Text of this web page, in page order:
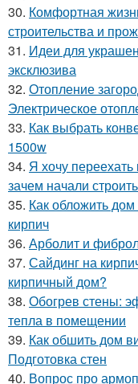
30. Комфортная
строительства и
31. Идеи для
эксклюзива
32. Отопление
Электрическое
33. Как выбрать
1500w
34. Я хочу
зачем начали
35. Как обложить
кирпич
36. Арболит и
37. Сайдинг на
кирпичный дом?
38. Обогрев стены:
тепла в помещении
39. Как обшить дом
Подготовка стен
40. Вопрос про